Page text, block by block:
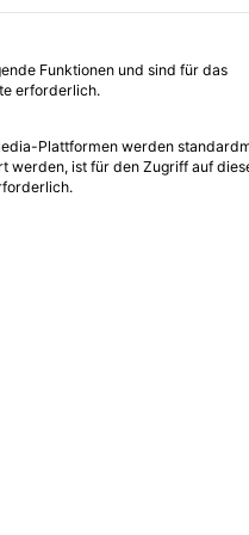
oder 72-Well
S. 2 vom
HLA-Bedarf
für die eine
Funktionen und sind für das
erforderlich.
Plattformen werden
werden, ist für den Zugriff auf